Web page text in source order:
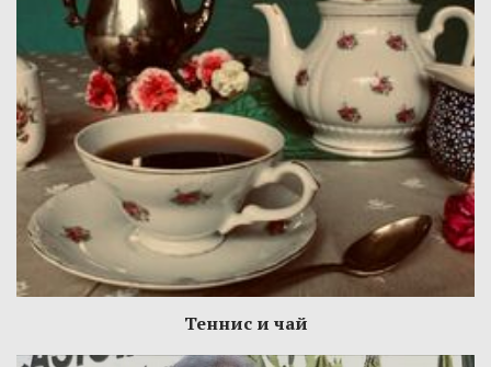
Теннис и чай